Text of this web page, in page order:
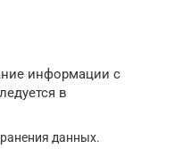
информации с
в
данных.